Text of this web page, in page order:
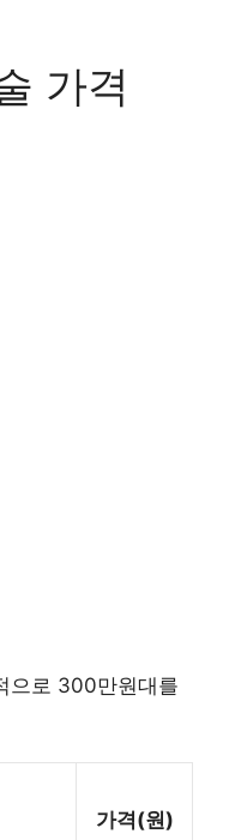
가격
으로 300만원대를
가격(원)